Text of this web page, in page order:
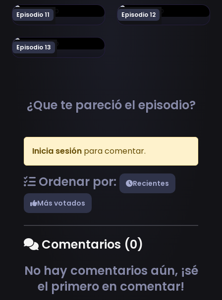
Episodio 11
Ver Kino no Tabi Episodio 11 Episodio 12
Ver Kino no Tabi Episodio 12
Episodio 13
Ver Kino no Tabi Episodio 13
¿Que te pareció el episodio?
Inicia sesión para comentar.
Ordenar por:
Recientes
Más votados
Comentarios (0)
No hay comentarios aún, ¡sé
el primero en comentar!